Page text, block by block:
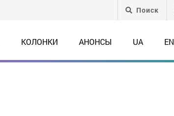
Поиск
КОЛОНКИ АНОНСЫ UA EN